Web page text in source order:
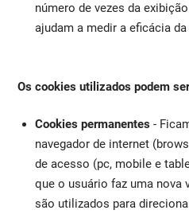
número de vezes da
ajudam a medir a eficácia
Os cookies utilizados podem
Cookies permanentes -
navegador de internet
de acesso (pc, mobile e
que o usuário faz uma nova
são utilizados para